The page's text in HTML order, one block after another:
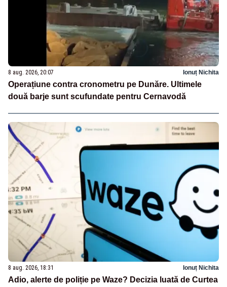
8 aug. 2026, 20:07 Ionuț Nichita
Operațiune contra cronometru pe Dunăre. Ultimele
două barje sunt scufundate pentru Cernavodă
8 aug. 2026, 18:31 Ionuț Nichita
Adio, alerte de poliție pe Waze? Decizia luată de Curtea